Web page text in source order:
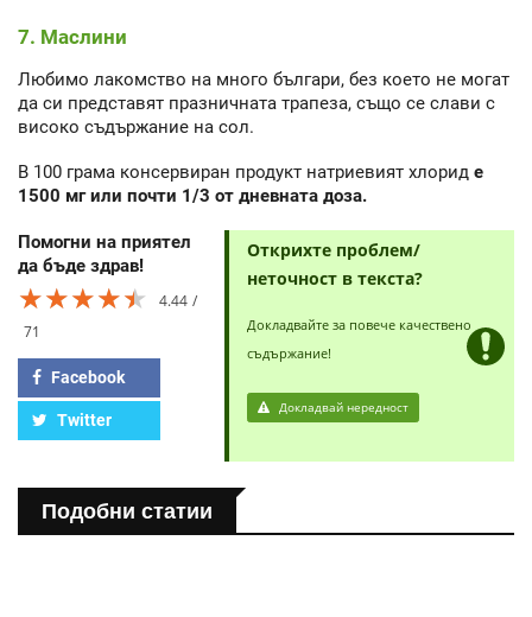
7. Маслини
Любимо лакомство на много българи, без което не могат
да си представят празничната трапеза, също се слави с
високо съдържание на сол.
В 100 грама консервиран продукт натриевият хлорид е
1500 мг или почти 1/3 от дневната доза.
Помогни на приятел
да бъде здрав!
★★★★★
★★★★★
★★★★★
4.44
71
Facebook
Twitter
Открихте проблем/
неточност в текста?
Докладвайте за повече качествено
съдържание!
Докладвай нередност
Подобни статии